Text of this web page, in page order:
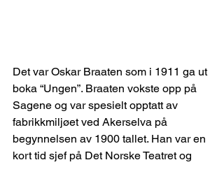
Det var Oskar Braaten som i 1911 ga ut
boka “Ungen”. Braaten vokste opp på
Sagene og var spesielt opptatt av
fabrikkmiljøet ved Akerselva på
begynnelsen av 1900 tallet. Han var en
kort tid sjef på Det Norske Teatret og